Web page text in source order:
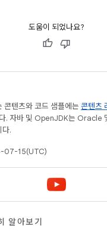
도움이 되었나요?
콘텐츠와 코드 샘플에는 콘텐츠
. 자바 및 OpenJDK는 Oracle
다.
07-15(UTC)
알아보기